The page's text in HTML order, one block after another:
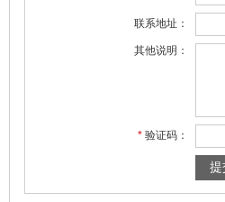
联系地址：
其他说明：
* 验证码：